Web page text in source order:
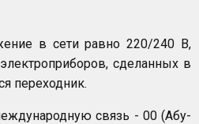
в сети равно 220/240 В,
сделанных в
переходник.
связь - 00 (Абу-